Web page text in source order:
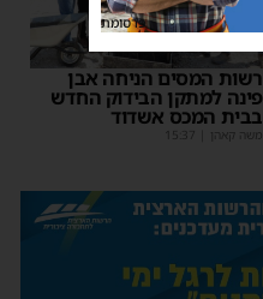
רשות המסים הניחה אבן
פינה למתקן הבידוק החדש
בבית המכס אשדוד
משה קאהן 15:37
פרסומת